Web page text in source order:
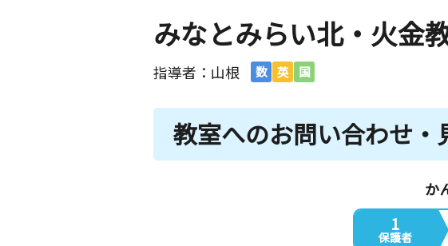
みなとみらい北・火金
指導者：山根 数 英 国
教室へのお問い合わせ・
か
1
保護者